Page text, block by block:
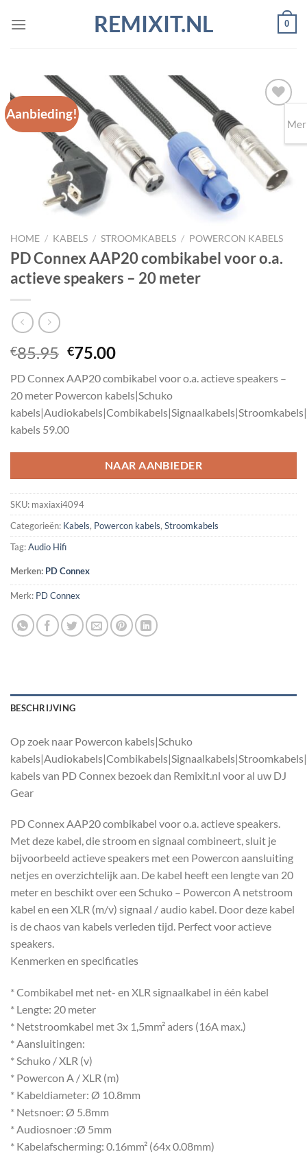
naar
REMIXIT.NL 0
Aanbieding!
Toevoegen
aan
wenslijst
HOME / KABELS / STROOMKABELS / POWERCON KABELS
PD Connex AAP20 combikabel voor o.a.
actieve speakers – 20 meter
€85.95 Oorspronkelijke
was:
€85.95.
€75.00Huidige
is:
€75.00.
PD Connex AAP20 combikabel voor o.a. actieve speakers –
20 meter Powercon kabels|Schuko
kabels 59.00
NAAR AANBIEDER
SKU: maxiaxi4094
Categorieën: Kabels, Powercon kabels, Stroomkabels
Tag:Audio Hifi
Merken: PD Connex
Merk: PD Connex
BESCHRIJVING
Op zoek naar Powercon kabels|Schuko
kabels van PD Connex bezoek dan Remixit.nl voor al uw DJ
Gear
PD Connex AAP20 combikabel voor o.a. actieve speakers.
Met deze kabel, die stroom en signaal combineert, sluit je
bijvoorbeeld actieve speakers met een Powercon aansluiting
netjes en overzichtelijk aan. De kabel heeft een lengte van 20
meter en beschikt over een Schuko – Powercon A netstroom
kabel en een XLR (m/v) signaal / audio kabel. Door deze kabel
is de chaos van kabels verleden tijd. Perfect voor actieve
speakers.
Kenmerken en specificaties
* Combikabel met net- en XLR signaalkabel in één kabel
* Lengte: 20 meter
* Netstroomkabel met 3x 1,5mm² aders (16A max.)
* Aansluitingen:
* Schuko / XLR (v)
* Powercon A / XLR (m)
* Kabeldiameter: Ø 10.8mm
* Netsnoer: Ø 5.8mm
* Audiosnoer :Ø 5mm
* Kabelafscherming: 0.16mm² (64x 0.08mm)